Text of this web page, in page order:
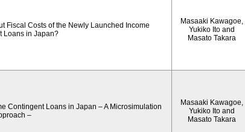
Fiscal Costs of the Newly Launched Income
Loans in Japan?
Masaaki Kawagoe,
Yukiko Ito and
Masato Takara
Contingent Loans in Japan – A Microsimulation
–
Masaaki Kawagoe,
Yukiko Ito and
Masato Takara